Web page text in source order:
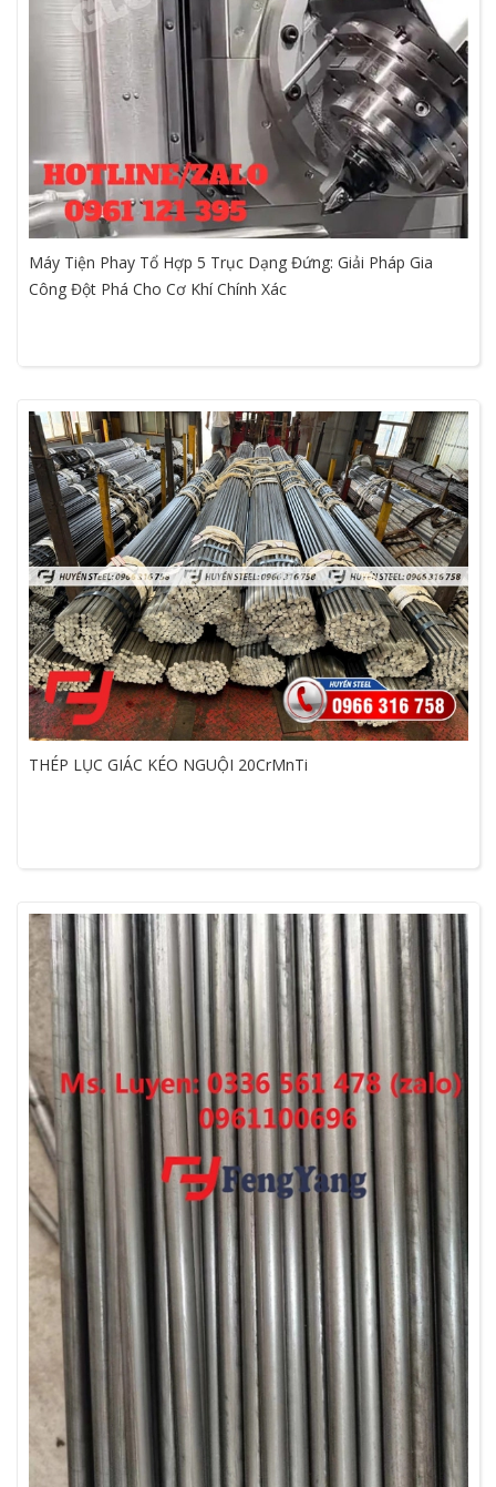
Máy Tiện Phay Tổ Hợp 5 Trục Dạng Đứng: Giải Pháp Gia
Công Đột Phá Cho Cơ Khí Chính Xác
THÉP LỤC GIÁC KÉO NGUỘI 20CrMnTi